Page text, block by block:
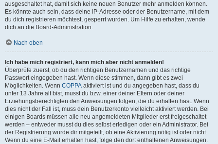
ausgeschaltet hat, damit sich keine neuen Benutzer mehr anmelden können.
Es könnte auch sein, dass deine IP-Adresse oder der Benutzername, mit dem
du dich registrieren möchtest, gesperrt wurden. Um Hilfe zu erhalten, wende
dich an die Board-Administration.
Nach oben
Ich habe mich registriert, kann mich aber nicht anmelden!
Überprüfe zuerst, ob du den richtigen Benutzernamen und das richtige
Passwort eingegeben hast. Wenn diese stimmen, dann gibt es zwei
Möglichkeiten. Wenn COPPA aktiviert ist und du angegeben hast, dass du
unter 13 Jahre alt bist, musst du bzw. einer deiner Eltern oder deiner
Erziehungsberechtigten den Anweisungen folgen, die du erhalten hast. Wenn
dies nicht der Fall ist, muss dein Benutzerkonto vielleicht aktiviert werden. Bei
einigen Boards müssen alle neu angemeldeten Mitglieder erst freigeschaltet
werden – entweder musst du dies selbst erledigen oder ein Administrator. Bei
der Registrierung wurde dir mitgeteilt, ob eine Aktivierung nötig ist oder nicht.
Wenn du eine E-Mail erhalten hast, folge den dort enthaltenen Anweisungen.